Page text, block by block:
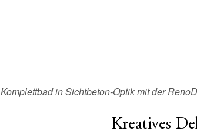
Komplettbad in Sichtbeton-Optik mit der
Kreatives